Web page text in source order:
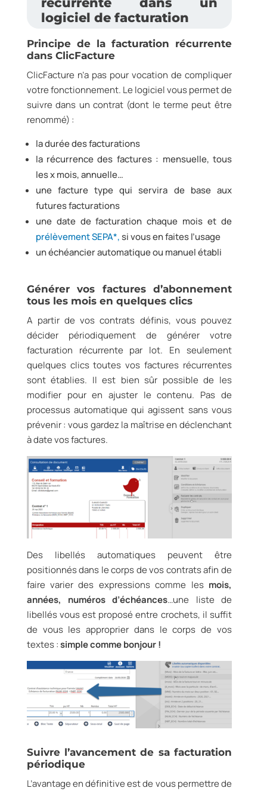
logiciel de facturation
Principe de la facturation récurrente
dans ClicFacture
ClicFacture n’a pas pour vocation de compliquer
votre fonctionnement. Le logiciel vous permet de
suivre dans un contrat (dont le terme peut être
renommé) :
la durée des facturations
la récurrence des factures : mensuelle, tous
les x mois, annuelle…
une facture type qui servira de base aux
futures facturations
une date de facturation chaque mois et de
prélèvement SEPA*,si vous en faites l’usage
un échéancier automatique ou manuel établi
Générer vos factures d’abonnement
tous les mois en quelques clics
A partir de vos contrats définis, vous pouvez
décider périodiquement de générer votre
facturation récurrente par lot. En seulement
quelques clics toutes vos factures récurrentes
sont établies. Il est bien sûr possible de les
modifier pour en ajuster le contenu. Pas de
processus automatique qui agissent sans vous
prévenir : vous gardez la maîtrise en déclenchant
à date vos factures.
Des libellés automatiques peuvent être
positionnés dans le corps de vos contrats afin de
faire varier des expressions comme les mois,
années, numéros d’échéances…une liste de
libellés vous est proposé entre crochets, il suffit
de vous les approprier dans le corps de vos
textes :simple comme bonjour !
Suivre l’avancement de sa facturation
périodique
L’avantage en définitive est de vous permettre de